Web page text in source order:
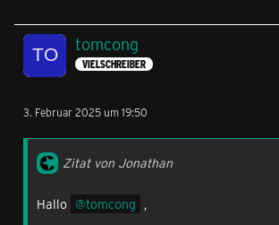
tomcong
VIELSCHREIBER
3. Februar 2025 um 19:50
Zitat von Jonathan
Hallo tomcong ,